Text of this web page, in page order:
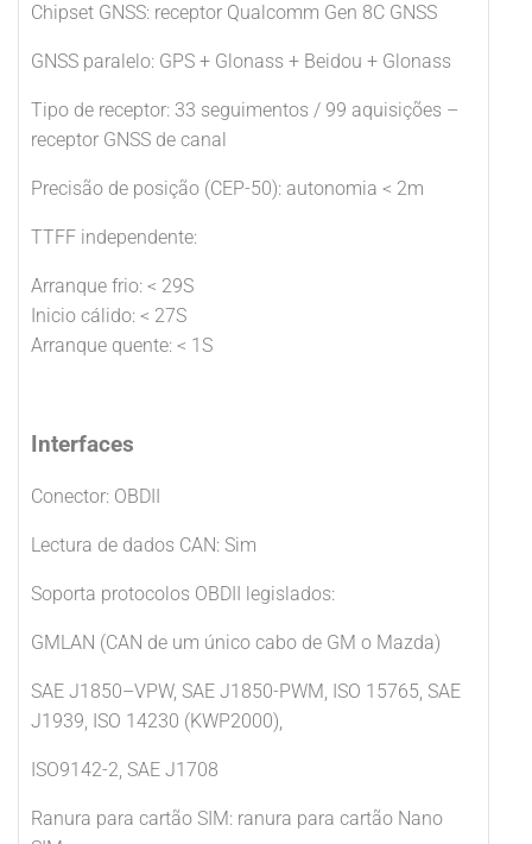
Chipset GNSS: receptor Qualcomm Gen 8C GNSS
GNSS paralelo: GPS + Glonass + Beidou + Glonass
Tipo de receptor: 33 seguimentos / 99 aquisições –
receptor GNSS de canal
Precisão de posição (CEP-50): autonomia < 2m
TTFF independente:
Arranque frio: < 29S
Inicio cálido: < 27S
Arranque quente: < 1S
Interfaces
Conector: OBDII
Lectura de dados CAN: Sim
Soporta protocolos OBDII legislados:
GMLAN (CAN de um único cabo de GM o Mazda)
SAE J1850–VPW, SAE J1850-PWM, ISO 15765, SAE
J1939, ISO 14230 (KWP2000),
ISO9142-2, SAE J1708
Ranura para cartão SIM: ranura para cartão Nano